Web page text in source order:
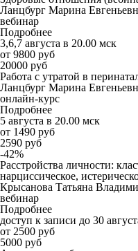
Ланцбург Марина
вебинар
Подробнее
3,6,7 августа в 20.00 мск
от 9800 руб
20000 руб
Работа с утратой в
Ланцбург Марина
онлайн-курс
Подробнее
5 августа в 20.00 мск
от 1490 руб
2590 руб
-42%
Расстройства личности:
нарциссическое,
Крысанова Татьяна
вебинар
Подробнее
доступ к записи до 30
от 2500 руб
5000 руб